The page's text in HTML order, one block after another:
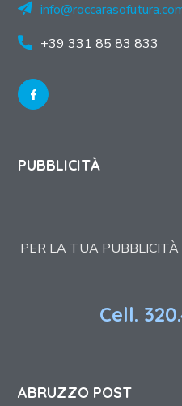
+39 331 85 83 833
PUBBLICITÀ
PER LA TUA
Cell.
ABRUZZO POST